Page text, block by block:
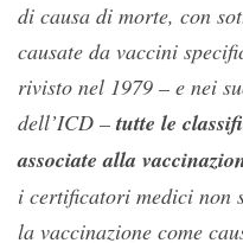
di causa di morte, con
causate da vaccini
rivisto nel 1979 – e nei
dell’ICD –tutte le
associate alla
i certificatori medici non
la vaccinazione come